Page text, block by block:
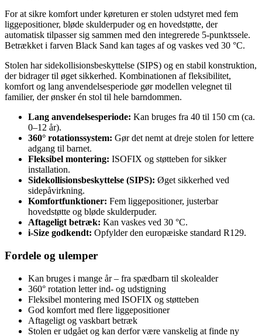
For at sikre komfort under køreturen er stolen udstyret med fem
liggepositioner, bløde skulderpuder og en hovedstøtte, der
automatisk tilpasser sig sammen med den integrerede 5-punktssele.
Betrækket i farven Black Sand kan tages af og vaskes ved 30 °C.
Stolen har sidekollisionsbeskyttelse (SIPS) og en stabil konstruktion,
der bidrager til øget sikkerhed. Kombinationen af fleksibilitet,
komfort og lang anvendelsesperiode gør modellen velegnet til
familier, der ønsker én stol til hele barndommen.
Lang anvendelsesperiode: Kan bruges fra 40 til 150 cm (ca.
0–12 år).
360° rotationssystem: Gør det nemt at dreje stolen for lettere
adgang til barnet.
Fleksibel montering: ISOFIX og støtteben for sikker
installation.
Sidekollisionsbeskyttelse (SIPS): Øget sikkerhed ved
sidepåvirkning.
Komfortfunktioner: Fem liggepositioner, justerbar
hovedstøtte og bløde skulderpuder.
Aftageligt betræk: Kan vaskes ved 30 °C.
i-Size godkendt: Opfylder den europæiske standard R129.
Fordele og ulemper
Kan bruges i mange år – fra spædbarn til skolealder
360° rotation letter ind- og udstigning
Fleksibel montering med ISOFIX og støtteben
God komfort med flere liggepositioner
Aftageligt og vaskbart betræk
Stolen er udgået og kan derfor være vanskelig at finde ny